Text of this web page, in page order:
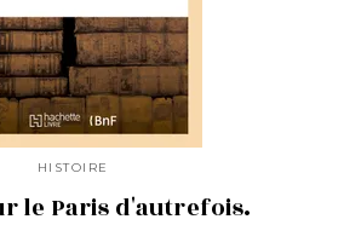
HISTOIRE
le Paris d'autrefois.